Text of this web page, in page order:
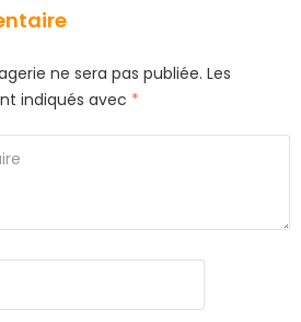
ne sera pas publiée. Les
indiqués avec *